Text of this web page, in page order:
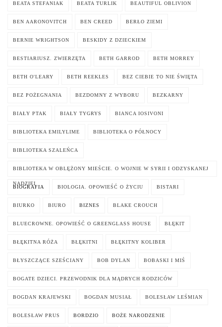
BEATA STEFANIAK BEATA TURLIK BEAUTIFUL OBLIVION
BEN AARONOVITCH BEN CREED BERŁO ZIEMI
BERNIE WRIGHTSON BESKIDY Z DZIECKIEM
BESTIARIUSZ. ZWIERZĘTA BETH GARROD BETH MORREY
BETH O'LEARY BETH REEKLES BEZ CIEBIE TO NIE ŚWIĘTA
BEZ POŻEGNANIA BEZDOMNY Z WYBORU BEZKARNY
BIAŁY PTAK BIAŁY TYGRYS BIANCA IOSIVONI
BIBLIOTEKA EMILYLIME BIBLIOTEKA O PÓŁNOCY
BIBLIOTEKA SZALEŃCA
BIBLIOTEKA W OBLĘŻONY MIEŚCIE. O WOJNIE W SYRII I ODZYSKANEJ
NADZIEI
BIOGRAFIA BIOLOGIA. OPOWIEŚĆ O ŻYCIU BISTARI
BIURKO BIURO BIZNES BLAKE CROUCH
BLUECROWNE. OPOWIEŚĆ O GREENGLASS HOUSE BŁĘKIT
BŁĘKITNA RÓŻA BŁĘKITNI BŁĘKITNY KOLIBER
BŁYSZCZĄCE SZEŚCIANY BOB DYLAN BOBASKI I MIŚ
BOGATE DZIECI. PRZEWODNIK DLA MĄDRYCH RODZICÓW
BOGDAN KRAJEWSKI BOGDAN MUSIAŁ BOLESŁAW LEŚMIAN
BOLESŁAW PRUS BORDZIO BOŻE NARODZENIE